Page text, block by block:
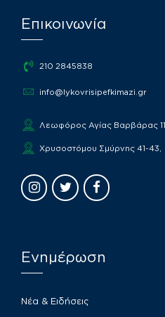
Επικοινωνία
210 2845838
info@lykovrisipefkimazi.gr
Λεωφόρος Αγίας Βαρβάρας 11,
Χρυσοστόμου Σμύρνης 41-43,
Ενημέρωση
Νέα & Ειδήσεις